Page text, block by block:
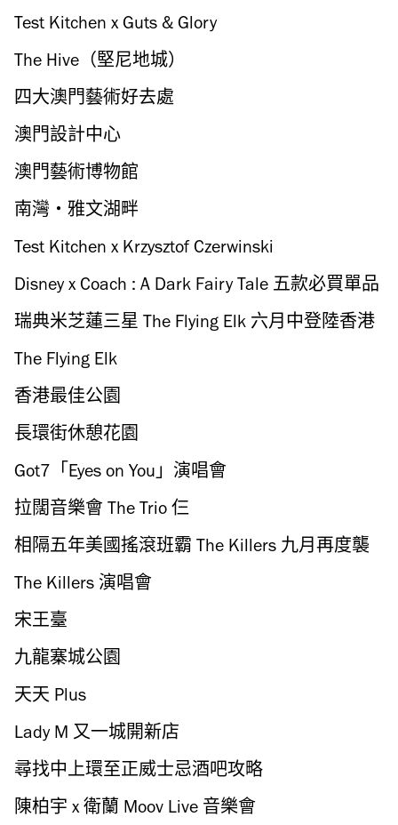
初開幕
Test Kitchen x Guts & Glory
The Hive（堅尼地城）
四大澳門藝術好去處
澳門設計中心
澳門藝術博物館
南灣‧雅文湖畔
Test Kitchen x Krzysztof Czerwinski
Disney x Coach : A Dark Fairy Tale 五款必買單品
瑞典米芝蓮三星 The Flying Elk 六月中登陸香港
The Flying Elk
香港最佳公園
長環街休憩花園
Got7「Eyes on You」演唱會
拉闊音樂會 The Trio 仨
相隔五年美國搖滾班霸 The Killers 九月再度襲
港
The Killers 演唱會
宋王臺
九龍寨城公園
天天 Plus
Lady M 又一城開新店
尋找中上環至正威士忌酒吧攻略
陳柏宇 x 衛蘭 Moov Live 音樂會